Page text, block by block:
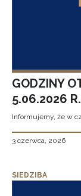
GODZINY
5.06.2026 R.
Informujemy, że w
3 czerwca, 2026
SIEDZIBA